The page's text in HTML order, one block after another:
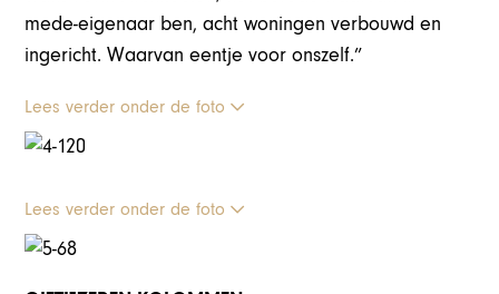
mede-eigenaar ben, acht woningen verbouwd en
ingericht. Waarvan eentje voor onszelf.”
Lees verder onder de foto
Lees verder onder de foto